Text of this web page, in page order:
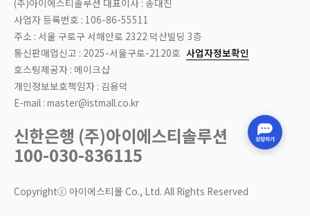
사업자 등록번호 : 106-86-55511
주소 : 서울 구로구 서해안로 2322 덕산빌딩 3층
통신판매업신고 : 2025-서울구로-2120호 사업자정보확인
호스팅제공자 : 메이크샵
개인정보보호책임자 : 김용덕
E-mail : master@istmall.co.kr
신한은행 (주)아이에스티솔루션
100-030-836115
Copyrightⓒ 아이에스티몰 Co., Ltd. All Rights Reserved